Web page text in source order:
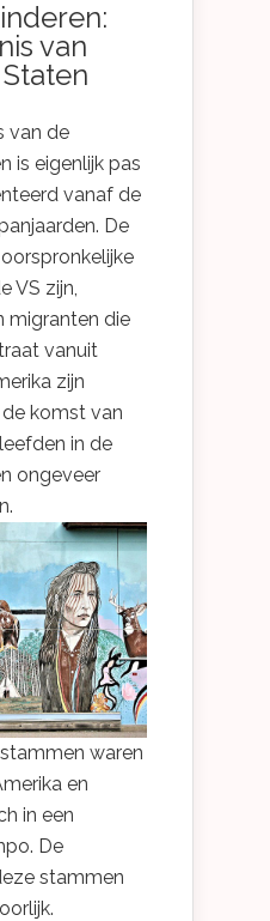
van
van de
is eigenlijk pas
vanaf de
De
VS zijn,
migranten die
vanuit
zijn
komst van
in de
ongeveer
waren
en
in een
De
stammen